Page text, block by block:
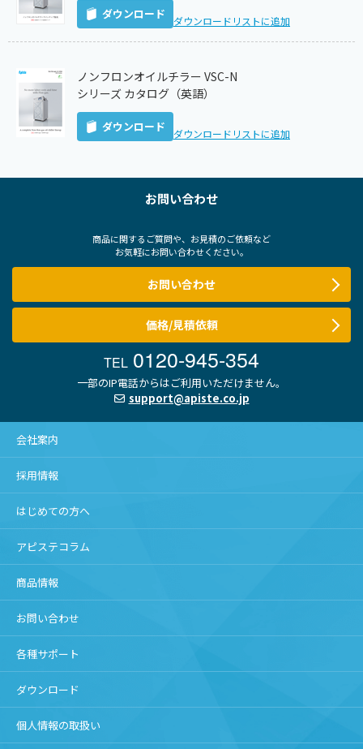
ダウンロード ダウンロードリストに追加
ノンフロンオイルチラー VSC-N
シリーズ カタログ（英語）
ダウンロード ダウンロードリストに追加
お問い合わせ
商品に関するご質問や、お見積のご依頼など
お気軽にお問い合わせください。
お問い合わせ
価格/見積依頼
TEL 0120-945-354
一部のIP電話からはご利用いただけません。
support@apiste.co.jp
会社案内
採用情報
はじめての方へ
アピステコラム
商品情報
お問い合わせ
各種サポート
ダウンロード
個人情報の取扱い